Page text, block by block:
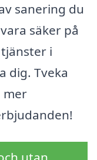
sanering du
säker på
i
dig. Tveka
mer